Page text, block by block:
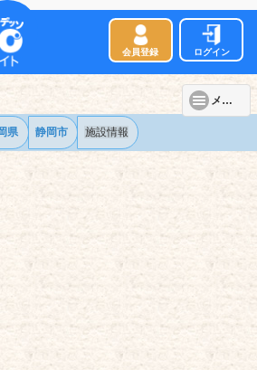
会員登録 ログイン
メニュー
県 静岡市 施設情報